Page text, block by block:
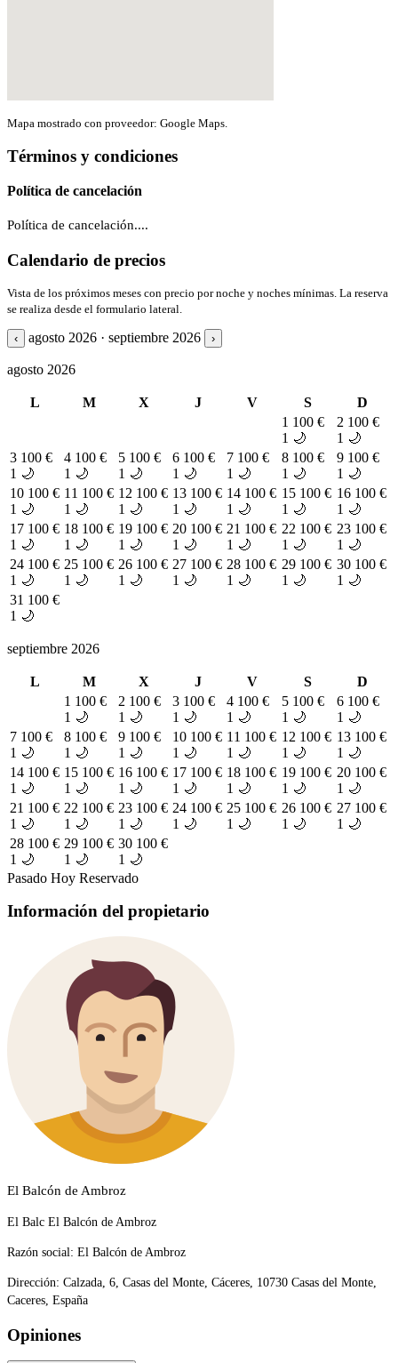
Mapa mostrado con proveedor: Google Maps.
Términos y condiciones
Política de cancelación
Política de cancelación....
Calendario de precios
Vista de los próximos meses con precio por noche y noches mínimas. La reserva
se realiza desde el formulario lateral.
‹ agosto 2026 · septiembre 2026 ›
agosto 2026
L M X J V S
D
1 100 €
1 🌙
2 100 €
1 🌙
3 100 €
1 🌙
4 100 €
1 🌙
5 100 €
1 🌙
6 100 €
1 🌙
7 100 €
1 🌙
8 100 €
1 🌙
9 100 €
1 🌙
10 100 €
1 🌙
11 100 €
1 🌙
12 100 €
1 🌙
13 100 €
1 🌙
14 100 €
1 🌙
15 100 €
1 🌙
16 100 €
1 🌙
17 100 €
1 🌙
18 100 €
1 🌙
19 100 €
1 🌙
20 100 €
1 🌙
21 100 €
1 🌙
22 100 €
1 🌙
23 100 €
1 🌙
24 100 €
1 🌙
25 100 €
1 🌙
26 100 €
1 🌙
27 100 €
1 🌙
28 100 €
1 🌙
29 100 €
1 🌙
30 100 €
1 🌙
31 100 €
1 🌙
septiembre 2026
L M X J V S
D
1 100 €
1 🌙
2 100 €
1 🌙
3 100 €
1 🌙
4 100 €
1 🌙
5 100 €
1 🌙
6 100 €
1 🌙
7 100 €
1 🌙
8 100 €
1 🌙
9 100 €
1 🌙
10 100 €
1 🌙
11 100 €
1 🌙
12 100 €
1 🌙
13 100 €
1 🌙
14 100 €
1 🌙
15 100 €
1 🌙
16 100 €
1 🌙
17 100 €
1 🌙
18 100 €
1 🌙
19 100 €
1 🌙
20 100 €
1 🌙
21 100 €
1 🌙
22 100 €
1 🌙
23 100 €
1 🌙
24 100 €
1 🌙
25 100 €
1 🌙
26 100 €
1 🌙
27 100 €
1 🌙
28 100 €
1 🌙
29 100 €
1 🌙
30 100 €
1 🌙
Pasado Hoy Reservado
Información del propietario
El Balcón de Ambroz
El Balc El Balcón de Ambroz
Razón social: El Balcón de Ambroz
Dirección: Calzada, 6, Casas del Monte, Cáceres, 10730 Casas del Monte,
Caceres, España
Opiniones